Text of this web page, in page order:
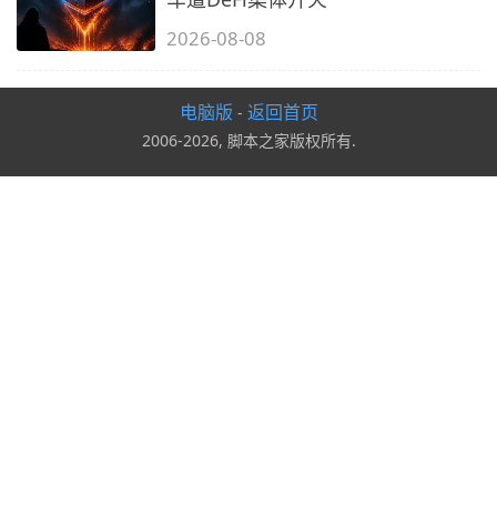
2026-08-08
电脑版 - 返回首页
2006-2026, 脚本之家版权所有.